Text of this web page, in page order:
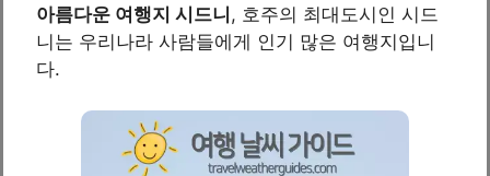
아름다운 여행지 시드니, 호주의 최대도시인 시드
니는 우리나라 사람들에게 인기 많은 여행지입니
다.